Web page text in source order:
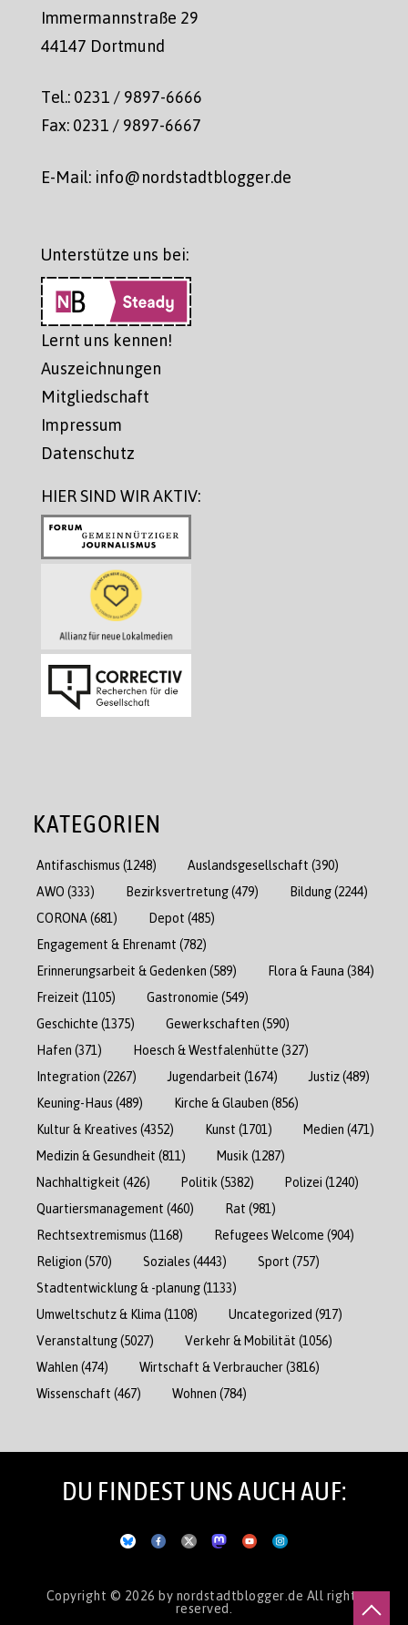
Immermannstraße 29
44147 Dortmund
Tel.: 0231 / 9897-6666
Fax: 0231 / 9897-6667
E-Mail: info@nordstadtblogger.de
Unterstütze uns bei:
Lernt uns kennen!
Auszeichnungen
Mitgliedschaft
Impressum
Datenschutz
HIER SIND WIR AKTIV:
KATEGORIEN
Antifaschismus (1248) Auslandsgesellschaft (390)
AWO (333) Bezirksvertretung(479) Bildung(2244)
CORONA (681) Depot (485)
Engagement & Ehrenamt (782)
Erinnerungsarbeit & Gedenken (589) Flora & Fauna (384)
Freizeit (1105) Gastronomie (549)
Geschichte (1375) Gewerkschaften (590)
Hafen (371) Hoesch & Westfalenhütte (327)
Integration (2267) Jugendarbeit (1674) Justiz(489)
Keuning-Haus (489) Kirche & Glauben (856)
Kultur & Kreatives (4352) Kunst (1701) Medien (471)
Medizin & Gesundheit (811) Musik (1287)
Nachhaltigkeit (426) Politik (5382) Polizei (1240)
Quartiersmanagement (460) Rat (981)
Rechtsextremismus (1168) Refugees Welcome (904)
Religion (570) Soziales (4443) Sport (757)
Stadtentwicklung & -planung(1133)
Umweltschutz & Klima (1108) Uncategorized (917)
Veranstaltung(5027) Verkehr & Mobilität (1056)
Wahlen (474) Wirtschaft & Verbraucher(3816)
Wissenschaft (467) Wohnen (784)
DU FINDEST UNS AUCH AUF:
Copyright © 2026 by nordstadtblogger.de All rights
reserved.